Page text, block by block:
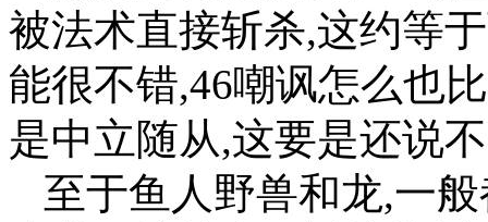
被法术直接斩杀,这约等
能很不错,46嘲讽怎么也
是中立随从,这要是还说
至于鱼人野兽和龙,一